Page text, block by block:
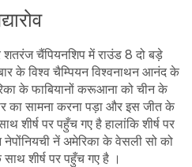
चैंपियनशिप में राउंड 8 दो बड़े
के विश्व चैम्पियन विश्वनाथन आनंद के
के फाबियानों करूआना को चीन के
का सामना करना पड़ा और इस जीत के
पर पहुँच गए है हालांकि शीर्ष पर
नें अमेरिका के वेसली सो को
शीर्ष पर पहुँच गए है ।